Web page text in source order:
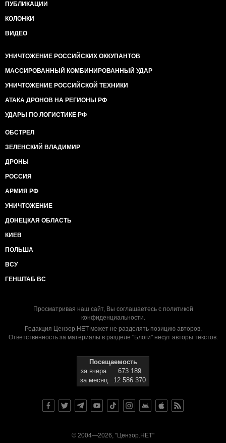
ПУБЛИКАЦИИ
КОЛОНКИ
ВИДЕО
УНИЧТОЖЕНИЕ РОССИЙСКИХ ОККУПАНТОВ
МАССИРОВАННЫЙ КОМБИНИРОВАННЫЙ УДАР
УНИЧТОЖЕНИЕ РОССИЙСКОЙ ТЕХНИКИ
АТАКА ДРОНОВ НА РЕГИОНЫ РФ
УДАРЫ ПО ЛОГИСТИКЕ РФ
ОБСТРЕЛ
ЗЕЛЕНСКИЙ ВЛАДИМИР
ДРОНЫ
РОССИЯ
АРМИЯ РФ
УНИЧТОЖЕНИЕ
ДОНЕЦКАЯ ОБЛАСТЬ
КИЕВ
ПОЛЬША
ВСУ
ГЕНШТАБ ВС
Просматривая наш сайт, Вы соглашаетесь с политикой
конфиденциальности.
Редакция Цензор.НЕТ может не разделять позицию авторов.
Ответственность за материалы в разделе "Блоги" несут авторы текстов.
Посещаемость
за вчера
673 189
за месяц
12 586 370
© 2004—2026, "Цензор.НЕТ"